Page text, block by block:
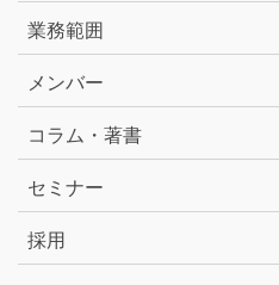
業務範囲
メンバー
コラム・著書
セミナー
採用